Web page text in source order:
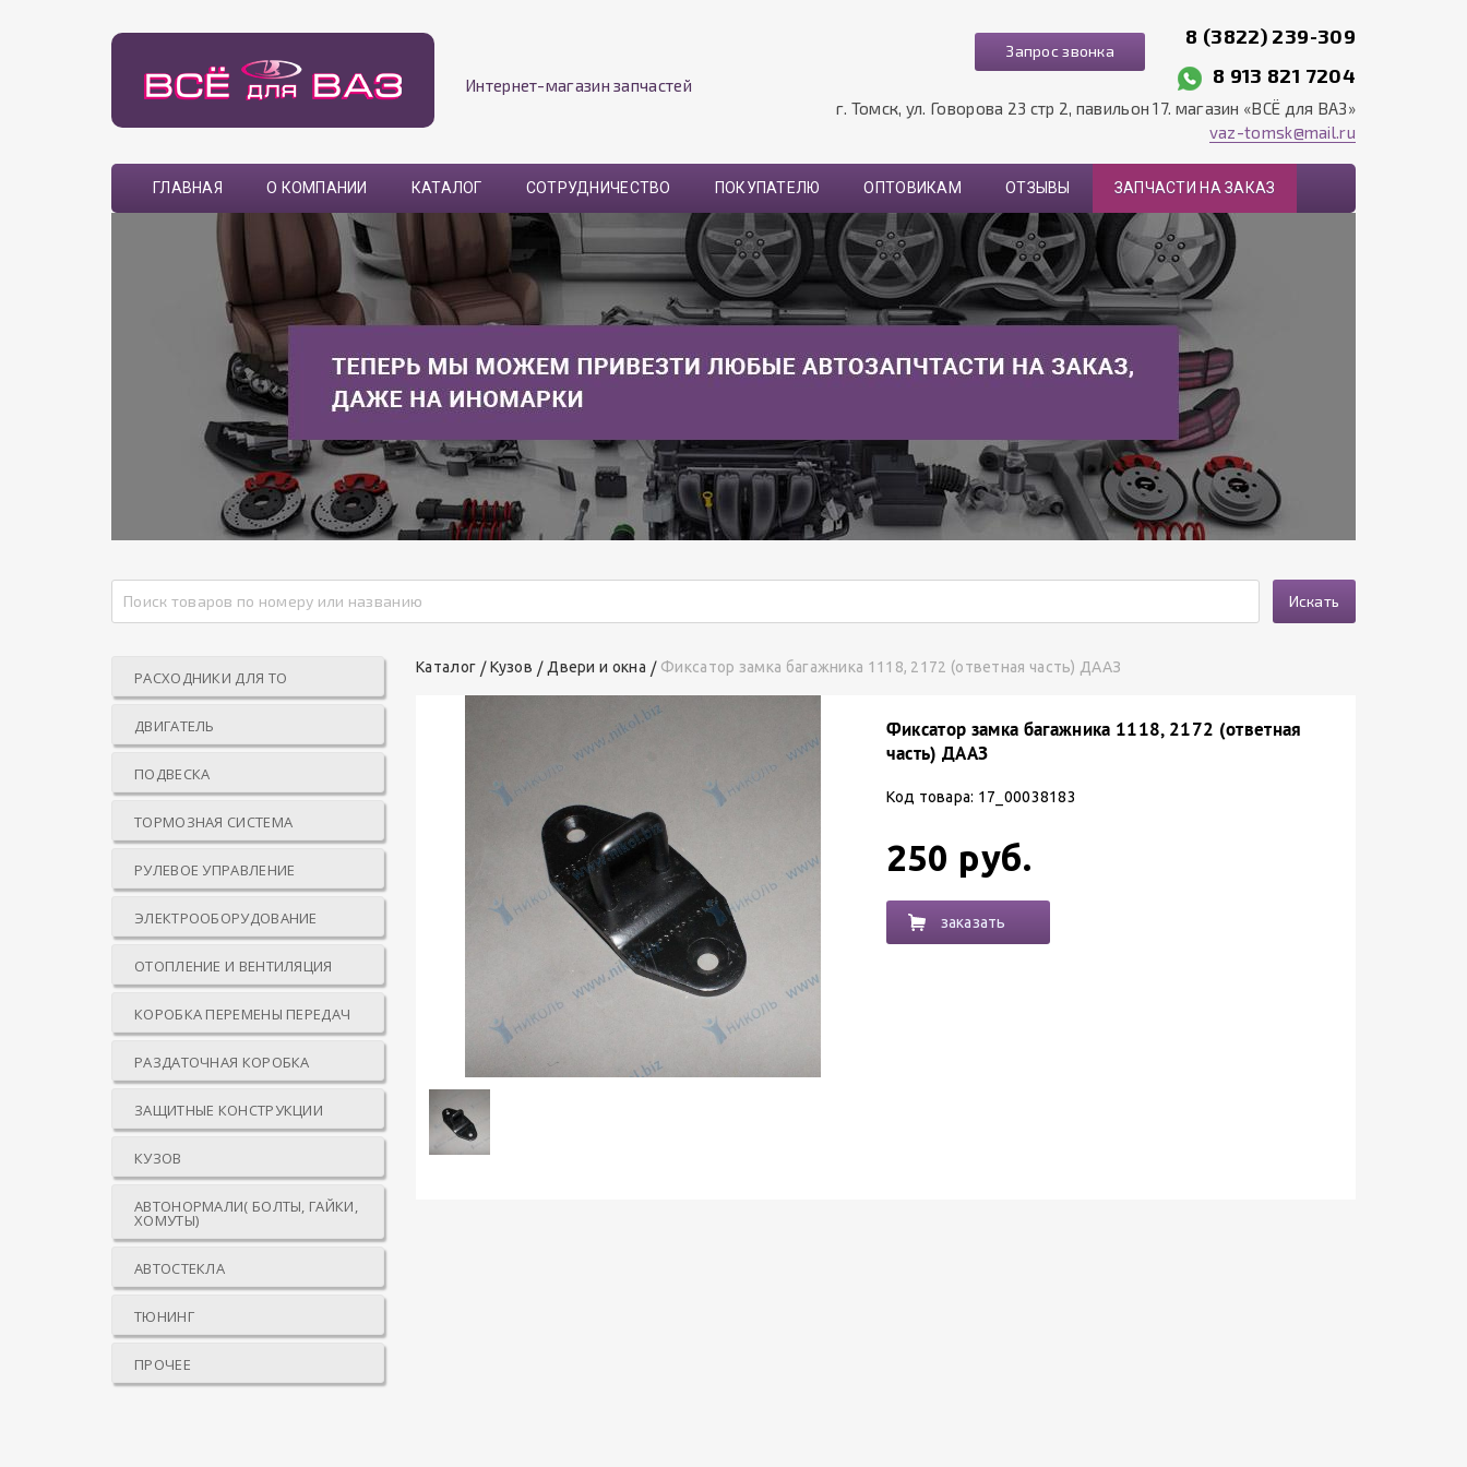
Интернет-магазин запчастей
Запрос звонка
8 (3822) 239-309
8 913 821 7204
г. Томск, ул. Говорова 23 стр 2, павильон 17. магазин «ВСЁ для ВАЗ»
vaz-tomsk@mail.ru
ГЛАВНАЯ О КОМПАНИИ КАТАЛОГ СОТРУДНИЧЕСТВО ПОКУПАТЕЛЮ ОПТОВИКАМ ОТЗЫВЫ ЗАПЧАСТИ НА ЗАКАЗ
Искать
РАСХОДНИКИ ДЛЯ ТО
ДВИГАТЕЛЬ
ПОДВЕСКА
ТОРМОЗНАЯ СИСТЕМА
РУЛЕВОЕ УПРАВЛЕНИЕ
ЭЛЕКТРООБОРУДОВАНИЕ
ОТОПЛЕНИЕ И ВЕНТИЛЯЦИЯ
КОРОБКА ПЕРЕМЕНЫ ПЕРЕДАЧ
РАЗДАТОЧНАЯ КОРОБКА
ЗАЩИТНЫЕ КОНСТРУКЦИИ
КУЗОВ
АВТОНОРМАЛИ( БОЛТЫ, ГАЙКИ,
ХОМУТЫ)
АВТОСТЕКЛА
ТЮНИНГ
ПРОЧЕЕ
Каталог Кузов Двери и окна Фиксатор замка багажника 1118, 2172 (ответная часть) ДААЗ
Фиксатор замка багажника 1118, 2172 (ответная
часть) ДААЗ
Код товара: 17_00038183
250 руб.
заказать